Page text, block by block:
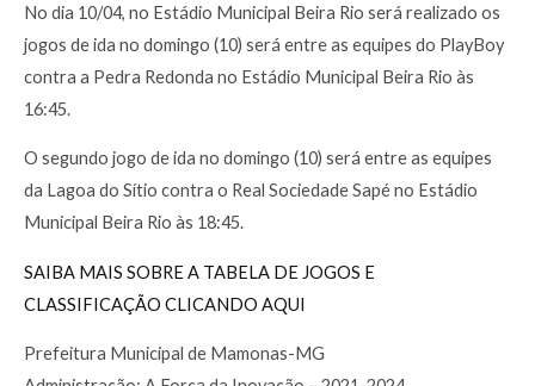
No dia 10/04, no Estádio Municipal Beira Rio será realizado os
jogos de ida no domingo (10) será entre as equipes do PlayBoy
contra a Pedra Redonda no Estádio Municipal Beira Rio às
16:45.
O segundo jogo de ida no domingo (10) será entre as equipes
da Lagoa do Sítio contra o Real Sociedade Sapé no Estádio
Municipal Beira Rio às 18:45.
SAIBA MAIS SOBRE A TABELA DE JOGOS E
CLASSIFICAÇÃO CLICANDO AQUI
Prefeitura Municipal de Mamonas-MG